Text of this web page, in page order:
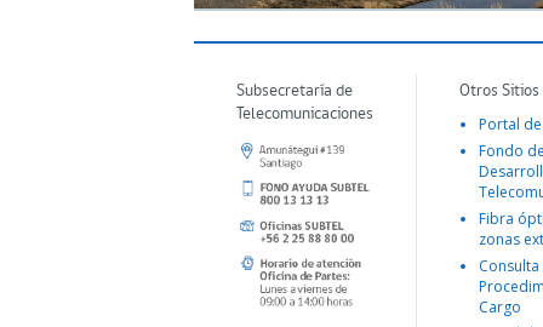
Subsecretaría de
Telecomunicaciones
Otros
Portal
Fondo
Fibra
zonas
Consulta
Cargo